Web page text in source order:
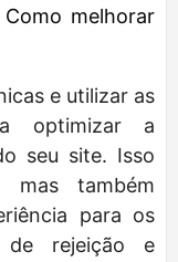
Como melhorar
e utilizar as
optimizar a
seu site. Isso
mas também
para os
de rejeição e